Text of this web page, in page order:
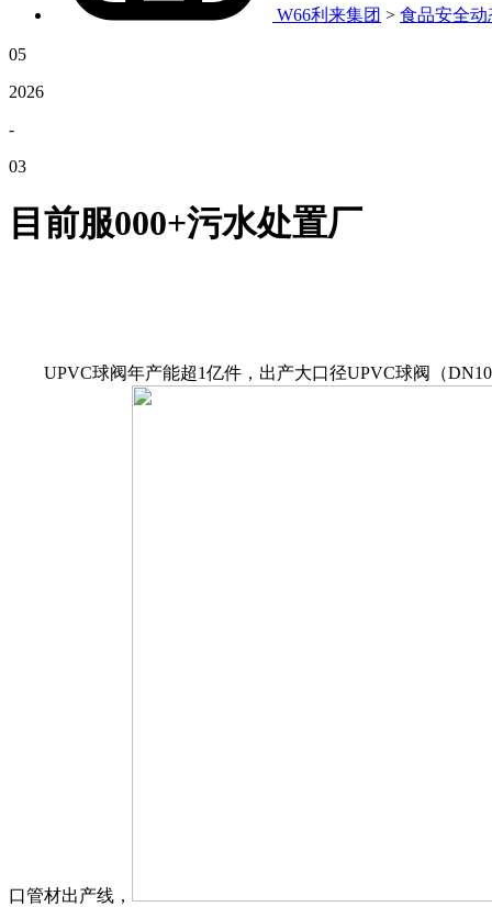
W66利来集团 > 食品安全动
05
2026
-
03
目前服000+污水处置厂
UPVC球阀年产能超1亿件，出产大口径UPVC球阀（
口管材出产线，